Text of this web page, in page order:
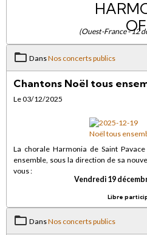
(Ouest-France - 12
DansNos concerts publics
Chantons Noël tous
Le 03/12/2025
La chorale Harmonia de Saint
ensemble, sous la direction de sa
vous :
Vendredi 19
Libre
DansNos concerts publics